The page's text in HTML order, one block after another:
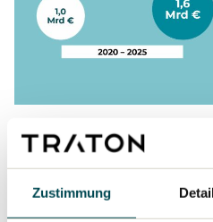
Zustimmung